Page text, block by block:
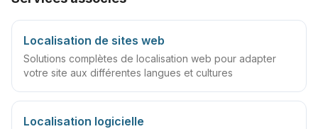
Localisation de sites web
Solutions complètes de localisation web pour adapter
votre site aux différentes langues et cultures
Localisation logicielle